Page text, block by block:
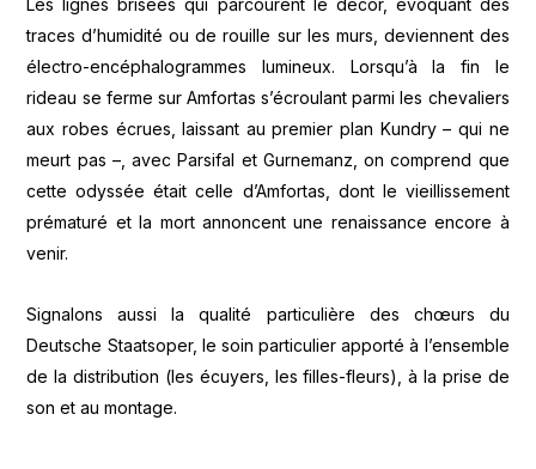
Les lignes brisées qui parcourent le décor, évoquant des
traces d’humidité ou de rouille sur les murs, deviennent des
électro-encéphalogrammes lumineux. Lorsqu’à la fin le
rideau se ferme sur Amfortas s’écroulant parmi les chevaliers
aux robes écrues, laissant au premier plan Kundry – qui ne
meurt pas –, avec Parsifal et Gurnemanz, on comprend que
cette odyssée était celle d’Amfortas, dont le vieillissement
prématuré et la mort annoncent une renaissance encore à
venir.
Signalons aussi la qualité particulière des chœurs du
Deutsche Staatsoper, le soin particulier apporté à l’ensemble
de la distribution (les écuyers, les filles-fleurs), à la prise de
son et au montage.